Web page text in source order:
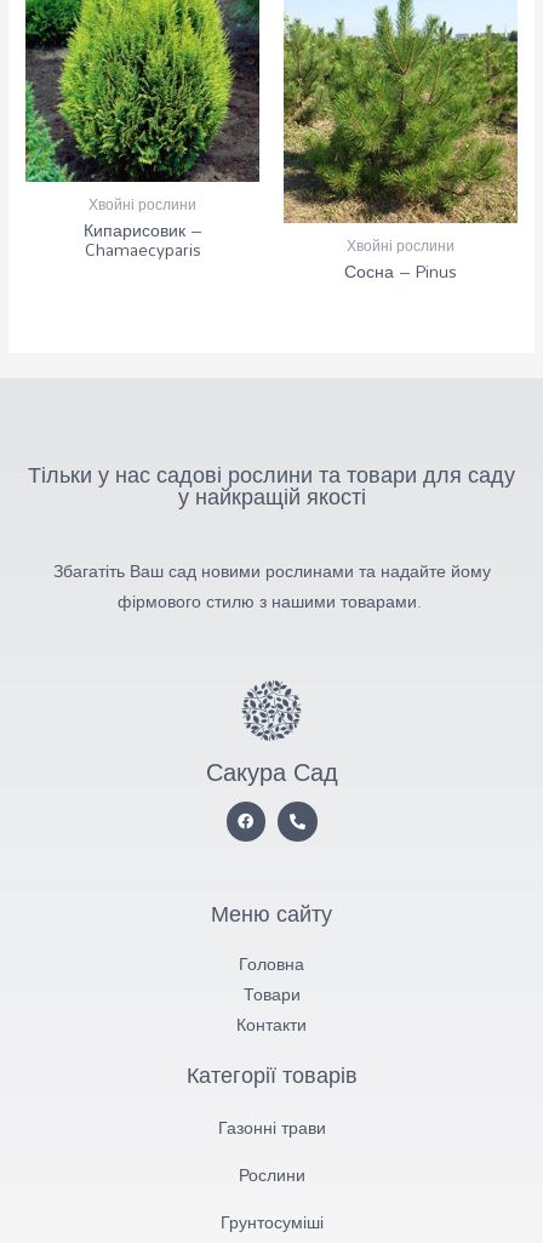
Хвойні рослини
Кипарисовик –
Chamaecyparis Хвойні рослини
Сосна – Pinus
Тільки у нас садові рослини та товари для саду
у найкращій якості
Збагатіть Ваш сад новими рослинами та надайте йому
фірмового стилю з нашими товарами.
Сакура Сад
Меню сайту
Головна
Товари
Контакти
Категорії товарів
Газонні трави
Рослини
Грунтосуміші​